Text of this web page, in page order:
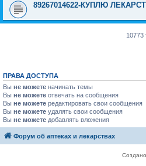
89267014622-КУПЛЮ
ПРАВА ДОСТУПА
Вы не можете начинать темы
Вы не можете отвечать на сообщения
Вы не можете редактировать свои сообщения
Вы не можете удалять свои сообщения
Вы не можете добавлять вложения
Форум об аптеках и лекарствах